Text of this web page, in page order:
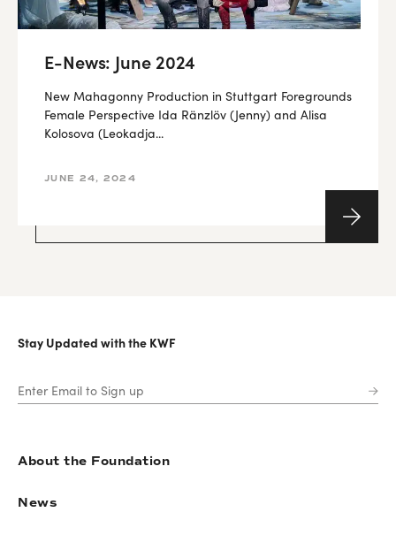
E-News: June 2024
New Mahagonny Production in Stuttgart Foregrounds
Female Perspective Ida Ränzlöv (Jenny) and Alisa
Kolosova (Leokadja...
JUNE 24, 2024
Stay Updated with the KWF
About the Foundation
News